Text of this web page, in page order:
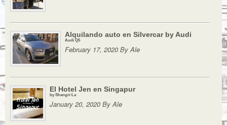
Alquilando auto en Silvercar by Audi
Audi Q5
February 17, 2020 By Ale
El Hotel Jen en Singapur
by Shangri-La
January 20, 2020 By Ale